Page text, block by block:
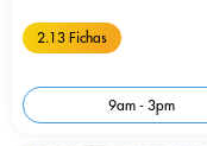
2.13 Fichas
9am - 3pm